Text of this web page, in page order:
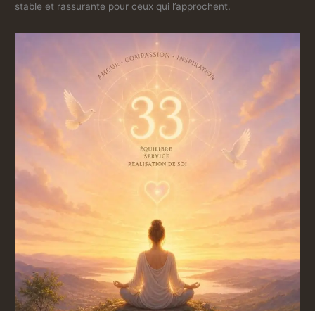
stable et rassurante pour ceux qui l’approchent.